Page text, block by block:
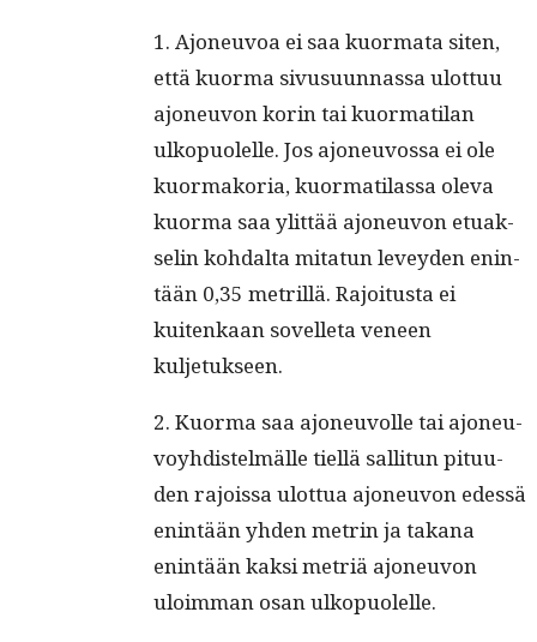
1. Ajoneu­voa ei saa kuor­ma­ta siten,
että kuor­ma sivusu­un­nas­sa ulot­tuu
ajoneu­von korin tai kuor­mati­lan
ulkop­uolelle. Jos ajoneu­vos­sa ei ole
kuor­mako­ria, kuor­mati­las­sa ole­va
kuor­ma saa ylit­tää ajoneu­von etu­ak­
selin kohdal­ta mitatun lev­ey­den enin­
tään 0,35 metril­lä. Rajoi­tus­ta ei
kuitenkaan sovel­leta veneen
kuljetukseen.
2. Kuor­ma saa ajoneu­volle tai ajoneu­
voy­hdis­telmälle tiel­lä sal­li­tun pitu­u­
den rajois­sa ulot­tua ajoneu­von edessä
enin­tään yhden metrin ja takana
enin­tään kak­si metriä ajoneu­von
uloim­man osan ulkopuolelle.